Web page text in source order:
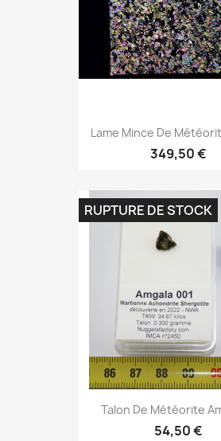
Lame Mince De
349,50 €
Talon De Météorite
54,50 €
RUPTURE DE STOCK